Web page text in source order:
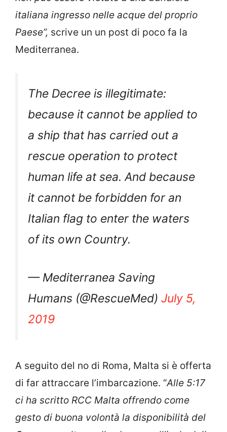
non può essere vietato a una bandiera
italiana ingresso nelle acque del proprio
Paese”, scrive un un post di poco fa la
Mediterranea.
The Decree is illegitimate:
because it cannot be applied to
a ship that has carried out a
rescue operation to protect
Italian flag to enter the waters
of its own Country.
— Mediterranea Saving
Humans (@RescueMed)
July 5,
A seguito del no di Roma, Malta si è offerta
di far attraccare l’imbarcazione. “
ci ha scritto RCC Malta offrendo come
gesto di buona volontà la disponibilità del